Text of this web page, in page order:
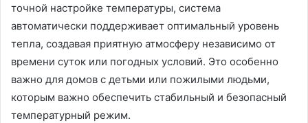
точной настройке температуры, система
автоматически поддерживает оптимальный уровень
тепла, создавая приятную атмосферу независимо от
времени суток или погодных условий. Это особенно
важно для домов с детьми или пожилыми людьми,
которым важно обеспечить стабильный и безопасный
температурный режим.